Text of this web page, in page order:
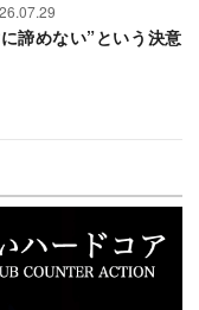
諦めない”という決意